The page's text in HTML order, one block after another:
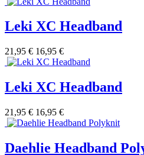
Leki XC Headband
21,95 € 16,95 €
Leki XC Headband
21,95 € 16,95 €
Daehlie Headband